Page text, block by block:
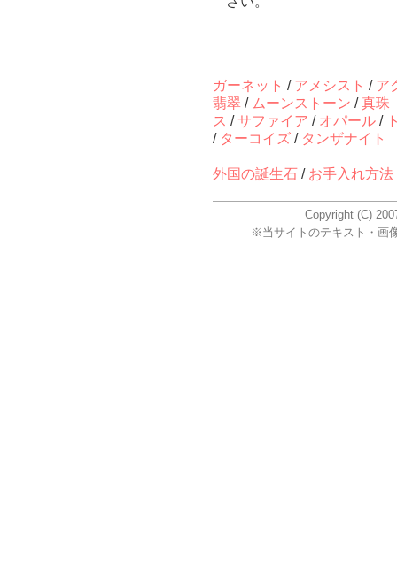
ガーネット / アメシスト / ア
翡翠 / ムーンストーン /真珠
ス /サファイア / オパール /
/ ターコイズ / タンザナイト
外国の誕生石 / お手入れ方法
Copyright (C)
※当サイトのテキスト・画